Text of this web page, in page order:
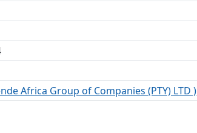
Africa Group of Companies (PTY) LTD )